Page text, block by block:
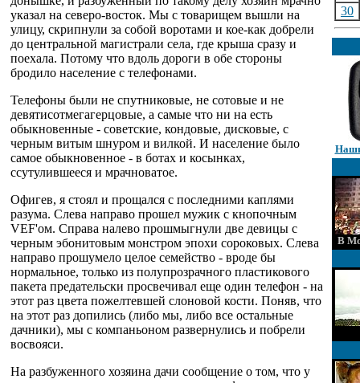
указал на северо-восток. Мы с товарищем вышли на
улицу, скрипнули за собой воротами и кое-как добрели
до центральной магистрали села, где крыша сразу и
поехала. Потому что вдоль дороги в обе стороны
бродило население с телефонами.
Телефоны были не спутниковые, не сотовые и не
девятисотмегагерцовые, а самые что ни на есть
обыкновенные - советские, кондовые, дисковые, с
черным витым шнуром и вилкой. И население было
самое обыкновенное - в ботах и косынках,
ссутулившееся и мрачноватое.
Офигев, я стоял и прощался с последними каплями
разума. Слева направо прошел мужик с кнопочным
VEF'ом. Справа налево прошмыгнули две девицы с
черным эбонитовым монстром эпохи сороковых. Слева
направо прошумело целое семейство - вроде бы
нормальное, только из полупрозрачного пластикового
пакета предательски просвечивал еще один телефон - на
этот раз цвета пожелтевшей слоновой кости. Поняв, что
на этот раз допились (либо мы, либо все остальные
дачники), мы с компаньоном развернулись и побрели
восвояси.
На разбуженного хозяина дачи сообщение о том, что у
30
В